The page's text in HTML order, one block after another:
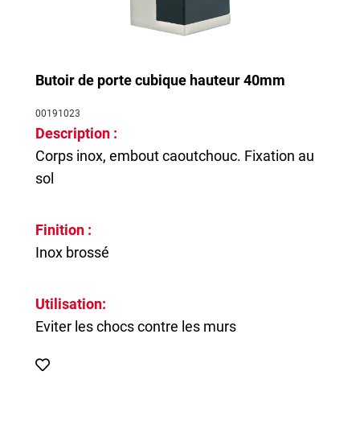
Butoir de porte cubique hauteur 40mm
00191023
Description :
Corps inox, embout caoutchouc. Fixation au
sol
Finition :
Inox brossé
Utilisation:
Eviter les chocs contre les murs